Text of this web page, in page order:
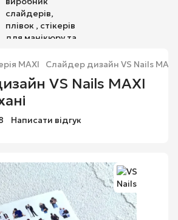
MAXI Слайдер дизайн VS Nails
VS Nails MAXI
Написати відгук